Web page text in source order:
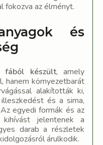
fokozva az élményt.
és
fából készült, amely
hanem környezetbarát
alakították ki,
és a sima,
egyedi formák és az
jelentenek a
darab a részletek
árulkodik.